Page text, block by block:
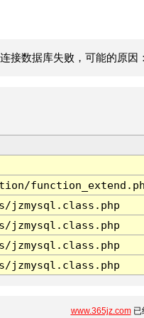
接数据库失败，可能的原因
jzmysql.class.php
jzmysql.class.php
jzmysql.class.php
jzmysql.class.php
www.365jz.com已